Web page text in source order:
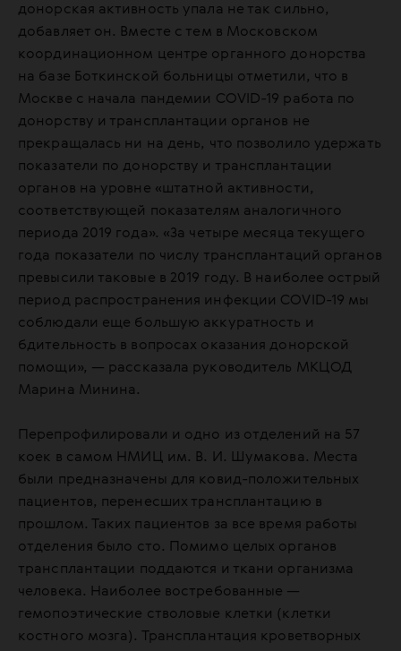
донорская активность упала не так сильно,
добавляет он. Вместе с тем в Московском
координационном центре органного донорства
на базе Боткинской больницы отметили, что в
Москве с начала пандемии COVID-19 работа по
донорству и трансплантации органов не
прекращалась ни на день, что позволило удержать
показатели по донорству и трансплантации
органов на уровне «штатной активности,
соответствующей показателям аналогичного
периода 2019 года». «За четыре месяца текущего
года показатели по числу трансплантаций органов
превысили таковые в 2019 году. В наиболее острый
период распространения инфекции COVID-19 мы
соблюдали еще большую аккуратность и
бдительность в вопросах оказания донорской
помощи», — рассказала руководитель МКЦОД
Марина Минина.
Перепрофилировали и одно из отделений на 57
коек в самом НМИЦ им. В. И. Шумакова. Места
были предназначены для ковид-положительных
пациентов, перенесших трансплантацию в
прошлом. Таких пациентов за все время работы
отделения было сто. Помимо целых органов
трансплантации поддаются и ткани организма
человека. Наиболее востребованные —
гемопоэтические стволовые клетки (клетки
костного мозга). Трансплантация кроветворных